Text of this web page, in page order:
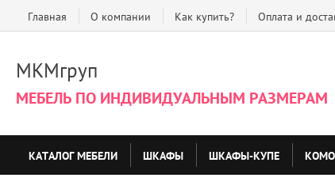
Главная О компании Как купить? Оплата и
МКМгруп
МЕБЕЛЬ ПО ИНДИВИДУАЛЬНЫМ РАЗМЕРАМ
КАТАЛОГ МЕБЕЛИ ШКАФЫ ШКАФЫ-КУПЕ